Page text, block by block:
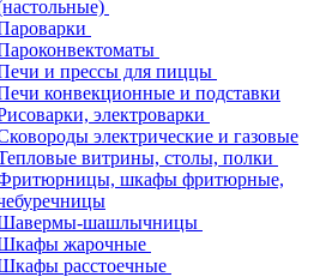
и прессы для пиццы
конвекционные и подставки
электроварки
электрические и газовые
витрины, столы, полки
шкафы фритюрные,
шашлычницы
жарочные
расстоечные